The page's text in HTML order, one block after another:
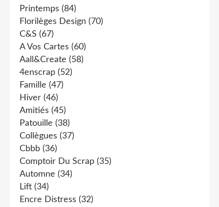
Printemps (84)
Florilèges Design (70)
C&s (67)
A Vos Cartes (60)
Aall&create (58)
4enscrap (52)
Famille (47)
Hiver (46)
Amitiés (45)
Patouille (38)
Collègues (37)
Cbbb (36)
Comptoir Du Scrap (35)
Automne (34)
Lift (34)
Encre Distress (32)